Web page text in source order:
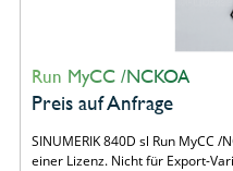
Run MyCC /NCKOA
Preis auf Anfrage
SINUMERIK 840D sl Run MyCC
einer Lizenz. Nicht für Export-